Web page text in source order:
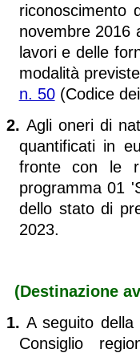
riconoscimento
novembre 2016
lavori e delle
modalità
n. 50(Codice
2. Agli oneri di
quantificati in
fronte con le
programma 01
dello stato di
2023.
(Destinazione
1.A seguito
Consiglio